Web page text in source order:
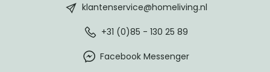
klantenservice@homeliving.nl
+31 (0)85 - 130 25 89
Facebook Messenger